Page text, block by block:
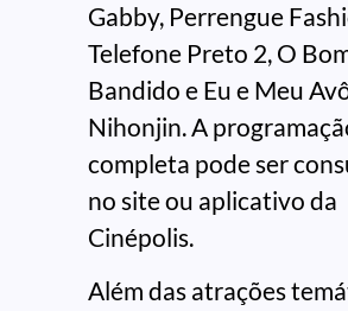
Gabby, Perrengue
Telefone Preto 2, O
Bandido e Eu e Meu
Nihonjin. A
completa pode ser
no site ou aplicativo da
Cinépolis.
Além das atrações